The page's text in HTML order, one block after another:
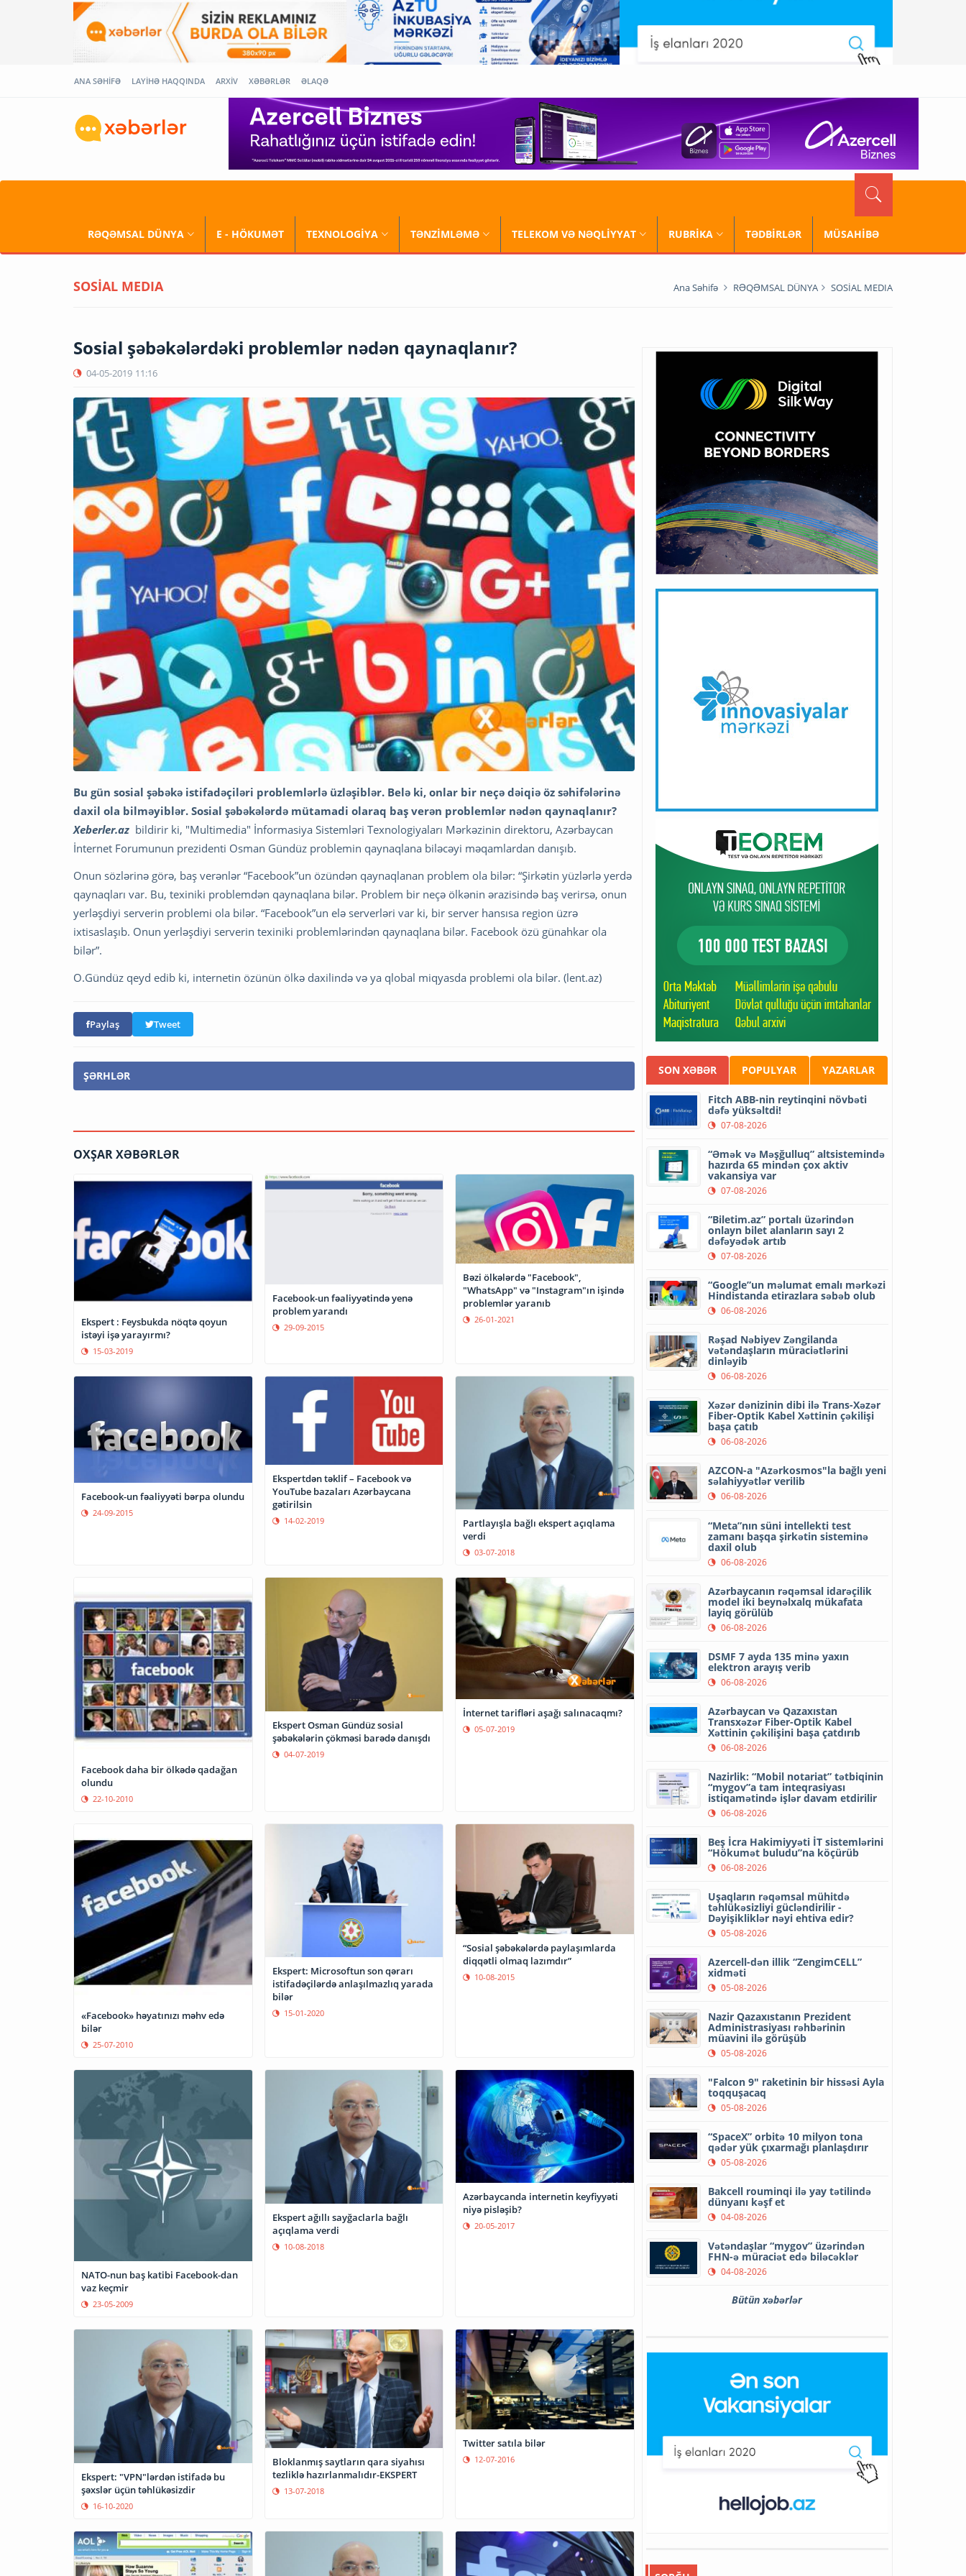
ANA SƏHİFƏ LAYİHƏ HAQQINDA ARXİV XƏBƏRLƏR ƏLAQƏ
RƏQƏMSAL DÜNYA E - HÖKUMƏT TEXNOLOGİYA TƏNZİMLƏMƏ TELEKOM VƏ NƏQLİYYAT RUBRİKA TƏDBİRLƏR MÜSAHİBƏ
SOSİAL MEDIA Ana Səhifə RƏQƏMSAL DÜNYA SOSİAL MEDIA
Sosial şəbəkələrdəki problemlər nədən qaynaqlanır?
04-05-2019 11:16
Bu gün sosial şəbəkə istifadəçiləri problemlərlə üzləşiblər. Belə ki, onlar bir neçə dəiqiə öz səhifələrinə
daxil ola bilməyiblər. Sosial şəbəkələrdə mütamadi olaraq baş verən problemlər nədən qaynaqlanır?
Xeberler.az bildirir ki, "Multimedia" İnformasiya Sistemləri Texnologiyaları Mərkəzinin direktoru, Azərbaycan
İnternet Forumunun prezidenti Osman Gündüz problemin qaynaqlana biləcəyi məqamlardan danışıb.
Onun sözlərinə görə, baş verənlər “Facebook”un özündən qaynaqlanan problem ola bilər: “Şirkətin yüzlərlə yerdə
qaynaqları var. Bu, texiniki problemdən qaynaqlana bilər. Problem bir neçə ölkənin ərazisində baş verirsə, onun
yerləşdiyi serverin problemi ola bilər. “Facebook”un elə serverləri var ki, bir server hansısa region üzrə
ixtisaslaşıb. Onun yerləşdiyi serverin texiniki problemlərindən qaynaqlana bilər. Facebook özü günahkar ola
bilər”.
O.Gündüz qeyd edib ki, internetin özünün ölkə daxilində və ya qlobal miqyasda problemi ola bilər. (lent.az)
Paylaş Tweet
ŞƏRHLƏR
OXŞAR XƏBƏRLƏR
Ekspert : Feysbukda nöqtə qoyun
istəyi işə yarayırmı?
15-03-2019
Facebook-un fəaliyyətində yenə
problem yarandı
29-09-2015
Bəzi ölkələrdə "Facebook",
"WhatsApp" və "Instagram"ın işində
problemlər yaranıb
26-01-2021
Facebook-un fəaliyyəti bərpa olundu
24-09-2015
Ekspertdən təklif – Facebook və
YouTube bazaları Azərbaycana
gətirilsin
14-02-2019
Partlayışla bağlı ekspert açıqlama
verdi
03-07-2018
Facebook daha bir ölkədə qadağan
olundu
22-10-2010
Ekspert Osman Gündüz sosial
şəbəkələrin çökməsi barədə danışdı
04-07-2019
İnternet tarifləri aşağı salınacaqmı?
05-07-2019
«Facebook» həyatınızı məhv edə
bilər
25-07-2010
Ekspert: Microsoftun son qərarı
istifadəçilərdə anlaşılmazlıq yarada
bilər
15-01-2020
“Sosial şəbəkələrdə paylaşımlarda
diqqətli olmaq lazımdır”
10-08-2015
NATO-nun baş katibi Facebook-dan
vaz keçmir
23-05-2009
Ekspert ağıllı sayğaclarla bağlı
açıqlama verdi
10-08-2018
Azərbaycanda internetin keyfiyyəti
niyə pisləşib?
20-05-2017
Ekspert: "VPN"lərdən istifadə bu
şəxslər üçün təhlükəsizdir
16-10-2020
Bloklanmış saytların qara siyahısı
tezliklə hazırlanmalıdır-EKSPERT
13-07-2018
Twitter satıla bilər
12-07-2016
SON XƏBƏR POPULYAR YAZARLAR
Fitch ABB-nin reytinqini növbəti
dəfə yüksəltdi!
07-08-2026
“Əmək və Məşğulluq” altsistemində
hazırda 65 mindən çox aktiv
vakansiya var
07-08-2026
“Biletim.az” portalı üzərindən
onlayn bilet alanların sayı 2
dəfəyədək artıb
07-08-2026
“Google”un məlumat emalı mərkəzi
Hindistanda etirazlara səbəb olub
06-08-2026
Rəşad Nəbiyev Zəngilanda
vətəndaşların müraciətlərini
dinləyib
06-08-2026
Xəzər dənizinin dibi ilə Trans-Xəzər
Fiber-Optik Kabel Xəttinin çəkilişi
başa çatıb
06-08-2026
AZCON-a "Azərkosmos"la bağlı yeni
səlahiyyətlər verilib
06-08-2026
“Meta”nın süni intellekti test
zamanı başqa şirkətin sisteminə
daxil olub
06-08-2026
Azərbaycanın rəqəmsal idarəçilik
model iki beynəlxalq mükafata
layiq görülüb
06-08-2026
DSMF 7 ayda 135 minə yaxın
elektron arayış verib
06-08-2026
Azərbaycan və Qazaxıstan
Transxəzər Fiber-Optik Kabel
Xəttinin çəkilişini başa çatdırıb
06-08-2026
Nazirlik: “Mobil notariat” tətbiqinin
“mygov”a tam inteqrasiyası
istiqamətində işlər davam etdirilir
06-08-2026
Beş İcra Hakimiyyəti İT sistemlərini
“Hökumət buludu”na köçürüb
06-08-2026
Uşaqların rəqəmsal mühitdə
təhlükəsizliyi gücləndirilir -
Dəyişikliklər nəyi ehtiva edir?
05-08-2026
Azercell-dən illik “ZengimCELL”
xidməti
05-08-2026
Nazir Qazaxıstanın Prezident
Administrasiyası rəhbərinin
müavini ilə görüşüb
05-08-2026
"Falcon 9" raketinin bir hissəsi Ayla
toqquşacaq
05-08-2026
“SpaceX” orbitə 10 milyon tona
qədər yük çıxarmağı planlaşdırır
05-08-2026
Bakcell rouminqi ilə yay tətilində
dünyanı kəşf et
04-08-2026
Vətəndaşlar “mygov” üzərindən
FHN-ə müraciət edə biləcəklər
04-08-2026
Bütün xəbərlər